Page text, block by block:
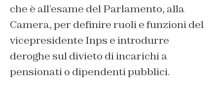
che è all’esame del Parlamento, alla
Camera, per definire ruoli e funzioni del
vicepresidente Inps e introdurre
deroghe sul divieto di incarichi a
pensionati o dipendenti pubblici.